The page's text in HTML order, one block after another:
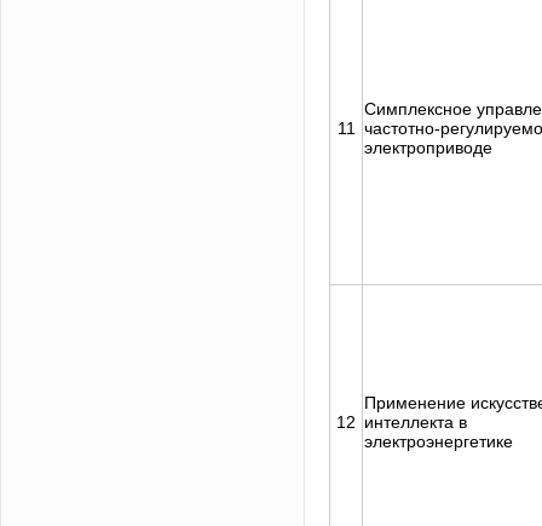
11
Симплексное
частотно-
электроприводе
12
Применение
интеллекта в
электроэнергетике